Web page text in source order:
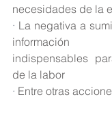
necesidades de la
· La negativa a
información
indispensables
de la labor
· Entre otras